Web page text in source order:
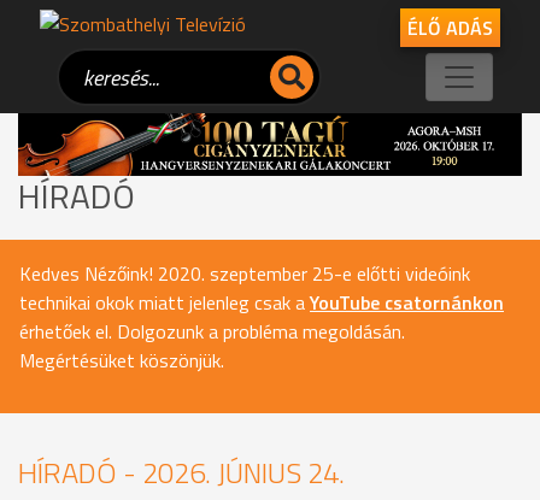
ÉLŐ ADÁS
HÍRADÓ
Kedves Nézőink! 2020. szeptember 25-e előtti videóink
technikai okok miatt jelenleg csak aYouTube csatornánkon
érhetőek el. Dolgozunk a probléma megoldásán.
Megértésüket köszönjük.
HÍRADÓ - 2026. JÚNIUS 24.